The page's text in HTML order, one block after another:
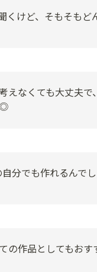
くけど、そもそもど
えなくても大丈夫で
◎
分でも作れるんで
の作品としてもおす